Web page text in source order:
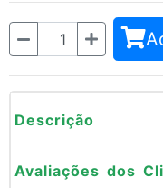
Quantidade
Descrição
Avaliações dos